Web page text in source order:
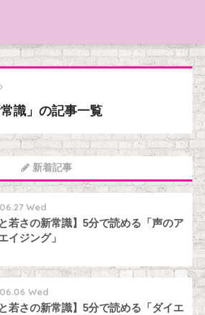
常識」の記事一覧
新着記事
Wed
と若さの新常識】5分で読める「声のア
イジング」
Wed
と若さの新常識】5分で読める「ダイエ